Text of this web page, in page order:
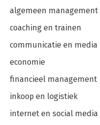
algemeen management
coaching en trainen
communicatie en media
economie
financieel management
inkoop en logistiek
internet en social media